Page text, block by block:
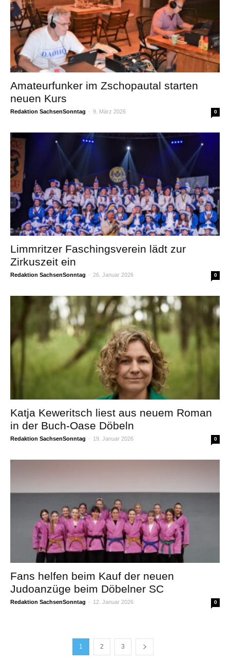
Amateurfunker im Zschopautal starten
neuen Kurs
Redaktion SachsenSonntag - 9. März 2026 0
Limmritzer Faschingsverein lädt zur
Zirkuszeit ein
Redaktion SachsenSonntag - 26. Januar 2026 0
Katja Keweritsch liest aus neuem Roman
in der Buch-Oase Döbeln
Redaktion SachsenSonntag - 19. Januar 2026 0
Fans helfen beim Kauf der neuen
Judoanzüge beim Döbelner SC
Redaktion SachsenSonntag - 12. Januar 2026 0
1 2 3